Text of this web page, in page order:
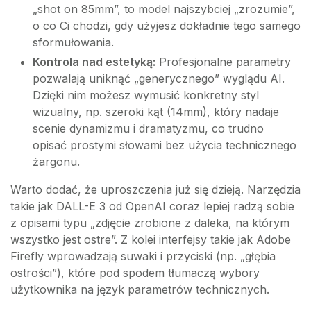
„shot on 85mm”, to model najszybciej „zrozumie”,
o co Ci chodzi, gdy użyjesz dokładnie tego samego
sformułowania.
Kontrola nad estetyką: Profesjonalne parametry
pozwalają uniknąć „generycznego” wyglądu AI.
Dzięki nim możesz wymusić konkretny styl
wizualny, np. szeroki kąt (14mm), który nadaje
scenie dynamizmu i dramatyzmu, co trudno
opisać prostymi słowami bez użycia technicznego
żargonu.
Warto dodać, że uproszczenia już się dzieją. Narzędzia
takie jak DALL-E 3 od OpenAI coraz lepiej radzą sobie
z opisami typu „zdjęcie zrobione z daleka, na którym
wszystko jest ostre”. Z kolei interfejsy takie jak Adobe
Firefly wprowadzają suwaki i przyciski (np. „głębia
ostrości”), które pod spodem tłumaczą wybory
użytkownika na język parametrów technicznych.